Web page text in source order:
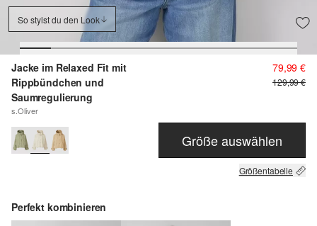
So stylst du den Look
Jacke im Relaxed Fit mit
Rippbündchen und
Saumregulierung
s.Oliver
79,99 €
129,99 €
Größe auswählen
Größentabelle
Perfekt kombinieren